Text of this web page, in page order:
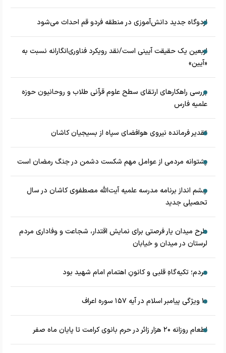
اردوگاه جدید دانش‌آموزی در منطقه فردو قم احداث می‌شود
اربعین یک حقیقت آیینی است/نقد رویکرد فناوری‌انگارانه نسبت به
«آیین»
بررسی راهکارهای ارتقای سطح علوم قرآنی طلاب و روحانیون حوزه
علمیه فارس
تقدیر فرمانده نیروی هوافضای سپاه از بسیجیان کاشان
پشتوانه مردمی از عوامل مهم شکست دشمن در جنگ رمضان است
چشم‌ انداز برنامه مدرسه علمیه آیت‌الله مصطفوی کاشان در سال
تحصیلی جدید
طرح میدان یار فرصتی برای نمایش اقتدار، شجاعت و وفاداری مردم
لرستان در میدان و خیابان
مردم؛ تکیه‌گاهِ قلبی و کانونِ اهتمام امام شهید بود
۱۰ ویژگی پیامبر اسلام در آیه ۱۵۷ سوره اعراف
اطعام روزانه ۲۰ هزار زائر در حرم بانوی کرامت تا پایان ماه صفر